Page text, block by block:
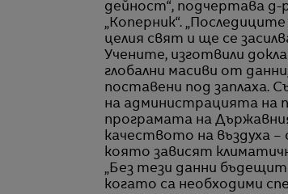
дейност“, подчертава
„Коперник“.
целия свят и ще се
Учените, изготвили
глобални масиви от
поставени под заплаха.
на администрацията на
програмата на
качеството на въздуха –
която зависят
„Без тези данни
когато са необходими